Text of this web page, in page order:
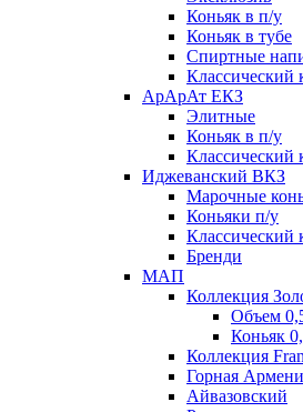
Коньяк в п/у
Коньяк в тубе
Спиртные
Классический
АрАрАт ЕКЗ
Элитные
Коньяк в п/у
Классический
Иджеванский ВКЗ
Марочные
Коньяки п/у
Классический
Бренди
МАП
Коллекция
Объем
Коньяк
Коллекция
Горная
Айвазовский